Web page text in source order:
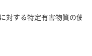
対する特定有害物質の使